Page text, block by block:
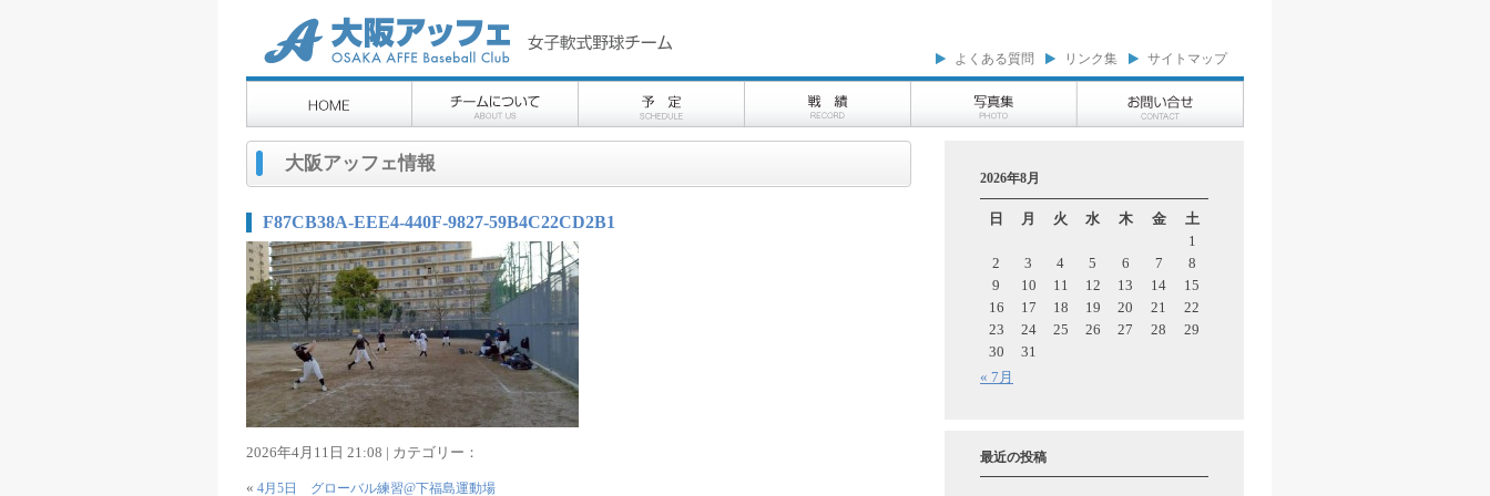
よくある質問 リンク集 サイトマップ
大阪アッフェ情報
F87CB38A-EEE4-440F-9827-59B4C22CD2B1
2026年4月11日 21:08 | カテゴリー：
« 4月5日 グローバル練習@下福島運動場
2026年8月
日 月 火 水 木 金 土
« 7月
1
2
3 4 5 6 7
8
9
10 11 12 13 14
15
16
17 18 19 20 21
22
23
24 25 26 27 28
29
30
31
最近の投稿